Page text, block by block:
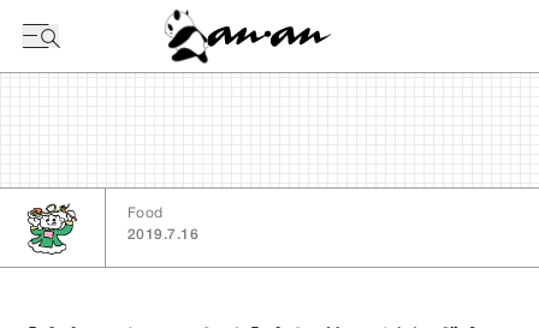
Food
2019.7.16